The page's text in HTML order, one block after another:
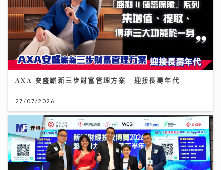
AXA 安盛嶄新三步財富管理方案 迎接長壽年代
27/07/2026